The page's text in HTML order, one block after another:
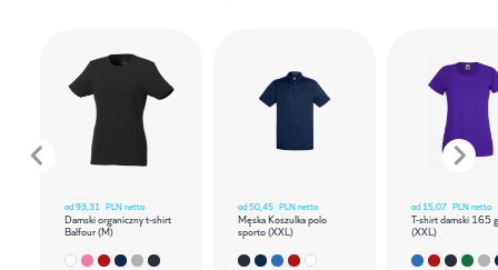
od93,31 PLN netto
Damski organiczny t-shirt
Balfour (M)
od50,45 PLN netto
Męska Koszulka polo
sporto (XXL)
od 15,07 PLN netto
T-shirt damski 165
(XXL)